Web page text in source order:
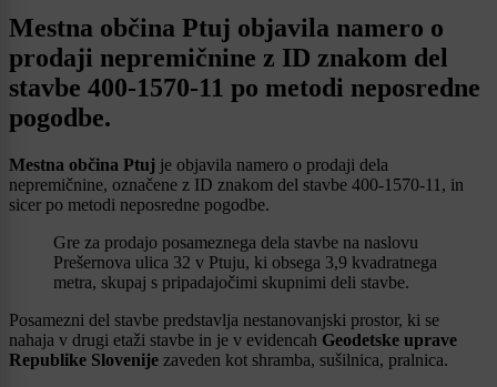
Mestna občina Ptuj objavila namero o
prodaji nepremičnine z ID znakom del
stavbe 400-1570-11 po metodi neposredne
pogodbe.
Mestna občina Ptuj je objavila namero o prodaji dela
nepremičnine, označene z ID znakom del stavbe 400-1570-11, in
sicer po metodi neposredne pogodbe.
Gre za prodajo posameznega dela stavbe na naslovu
Prešernova ulica 32 v Ptuju, ki obsega 3,9 kvadratnega
metra, skupaj s pripadajočimi skupnimi deli stavbe.
Posamezni del stavbe predstavlja nestanovanjski prostor, ki se
nahaja v drugi etaži stavbe in je v evidencah Geodetske uprave
Republike Slovenije zaveden kot shramba, sušilnica, pralnica.